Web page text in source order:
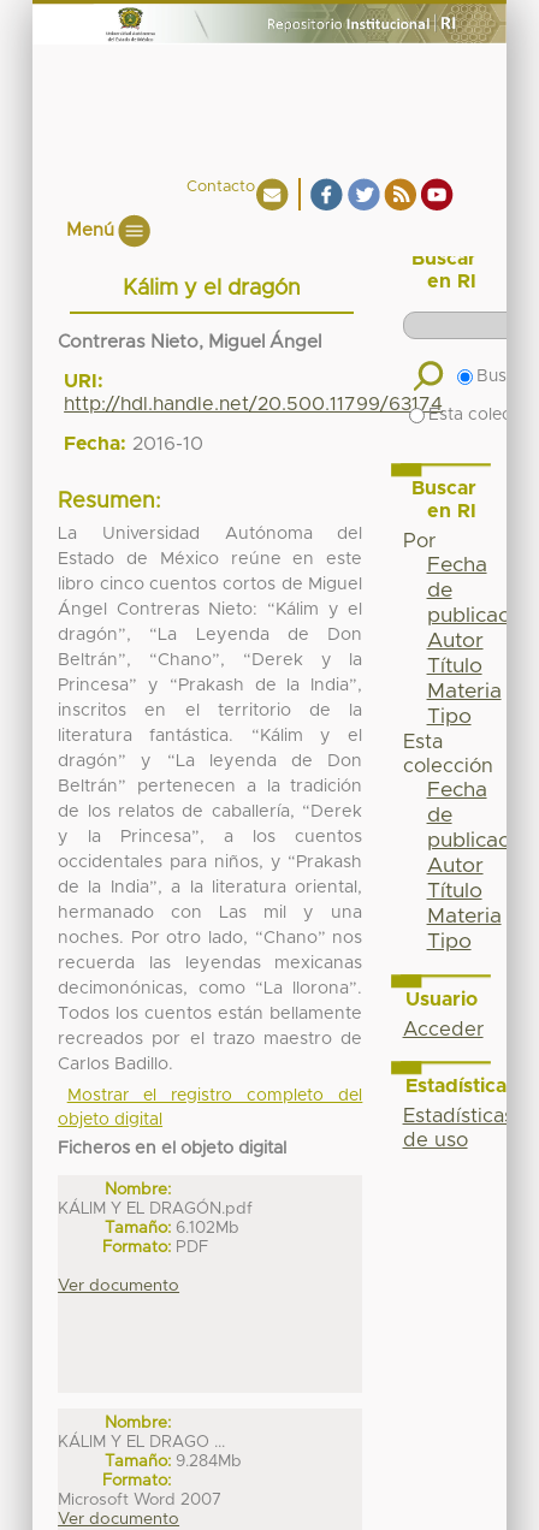
Contacto
Menú
Kálim y el dragón
Contreras Nieto, Miguel Ángel
URI:
http://hdl.handle.net/20.500.11799/63174
Fecha: 2016-10
Resumen:
La Universidad Autónoma del
Estado de México reúne en este
libro cinco cuentos cortos de Miguel
Ángel Contreras Nieto: “Kálim y el
dragón”, “La Leyenda de Don
Beltrán”, “Chano”, “Derek y la
Princesa” y “Prakash de la India”,
inscritos en el territorio de la
literatura fantástica. “Kálim y el
dragón” y “La leyenda de Don
Beltrán” pertenecen a la tradición
de los relatos de caballería, “Derek
y la Princesa”, a los cuentos
occidentales para niños, y “Prakash
de la India”, a la literatura oriental,
hermanado con Las mil y una
noches. Por otro lado, “Chano” nos
recuerda las leyendas mexicanas
decimonónicas, como “La llorona”.
Todos los cuentos están bellamente
recreados por el trazo maestro de
Carlos Badillo.
Mostrar el registro completo del
objeto digital
Ficheros en el objeto digital
Nombre:
KÁLIM Y EL DRAGÓN.pdf
Tamaño: 6.102Mb
Formato: PDF
Ver documento
Nombre:
KÁLIM Y EL DRAGO ...
Tamaño: 9.284Mb
Formato:
Microsoft Word 2007
Ver documento
Buscar
en RI
Buscar
Esta
Buscar
en RI
Por
Fecha
de
publicación
Autor
Título
Materia
Tipo
Esta
colección
Fecha
de
publicación
Autor
Título
Materia
Tipo
Usuario
Acceder
Estadísticas
Estadísticas
de uso